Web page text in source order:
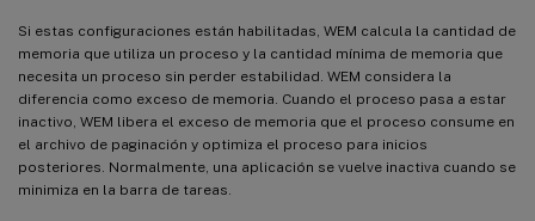
Si estas configuraciones están habilitadas, WEM calcula la cantidad de
memoria que utiliza un proceso y la cantidad mínima de memoria que
necesita un proceso sin perder estabilidad. WEM considera la
diferencia como exceso de memoria. Cuando el proceso pasa a estar
inactivo, WEM libera el exceso de memoria que el proceso consume en
el archivo de paginación y optimiza el proceso para inicios
posteriores. Normalmente, una aplicación se vuelve inactiva cuando se
minimiza en la barra de tareas.